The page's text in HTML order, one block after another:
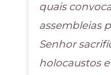
quais
assembleias
Senhor
holocaustos